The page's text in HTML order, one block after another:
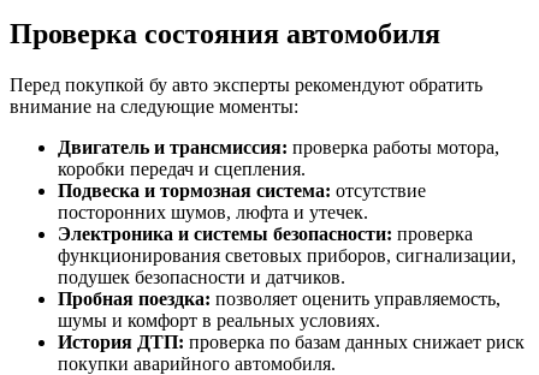
Проверка состояния автомобиля
Перед покупкой бу авто эксперты рекомендуют обратить
внимание на следующие моменты:
Двигатель и трансмиссия: проверка работы мотора,
коробки передач и сцепления.
Подвеска и тормозная система: отсутствие
посторонних шумов, люфта и утечек.
Электроника и системы безопасности: проверка
функционирования световых приборов, сигнализации,
подушек безопасности и датчиков.
Пробная поездка: позволяет оценить управляемость,
шумы и комфорт в реальных условиях.
История ДТП: проверка по базам данных снижает риск
покупки аварийного автомобиля.